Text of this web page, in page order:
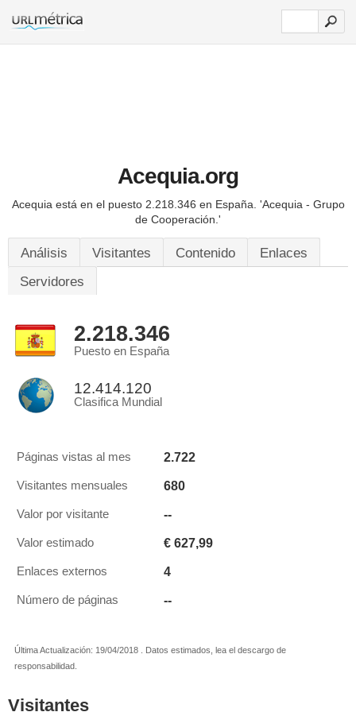
Acequia.org
Acequia está en el puesto 2.218.346 en España. 'Acequia - Grupo
de Cooperación.'
Análisis Visitantes Contenido
Enlaces
Servidores
2.218.346
Puesto en España
12.414.120
Clasifica Mundial
Páginas vistas al mes 2.722
Visitantes mensuales 680
Valor por visitante --
Valor estimado € 627,99
Enlaces externos 4
Número de páginas --
Última Actualización: 19/04/2018 . Datos estimados, lea el descargo de
responsabilidad.
Visitantes